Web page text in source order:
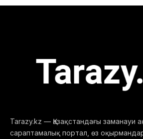
Tarazy.kz — Қазақстандағы заманауи
сараптамалық портал, өз